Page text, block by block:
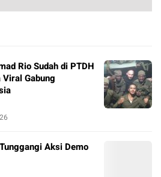
Rio Sudah di PTDH
Gabung
Aksi Demo